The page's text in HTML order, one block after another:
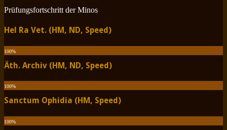
Prüfungsfortschritt der Minos
Hel Ra Vet. (HM, ND, Speed)
100%
Äth. Archiv (HM, ND, Speed)
100%
Sanctum Ophidia (HM, Speed)
100%